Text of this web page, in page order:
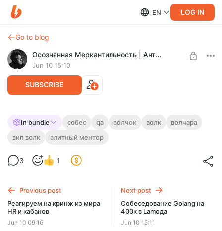
EN LOG IN
Go to blog
Осознанная Меркантильность | Антон Назаров
Jun 10 15:10
SUBSCRIBE
Собеседование AQA с оффером на 240к
в ГлобYс
Level required:
In bundle собес qa волчок волк
волчара
вип волк
элитный ментор
3 1
Previous post
Реагируем на кринж из мира
HR и кабанов
Jun 10 09:16
Next post
Собеседование Golang на
400к в Lamода
Jun 10 15:11